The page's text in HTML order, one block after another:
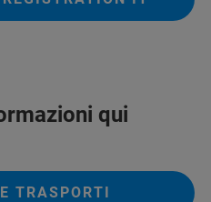
qui
TRASPORTI